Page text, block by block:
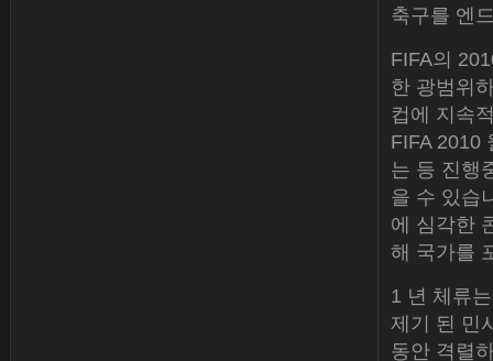
축구를 엔
FIFA의
한 광범위
컵에 지속
FIFA 2010
는 등 진행
을 수 있습
에 심각한
해 국가를
1 년 체류
제기 된 민
동안 격렬